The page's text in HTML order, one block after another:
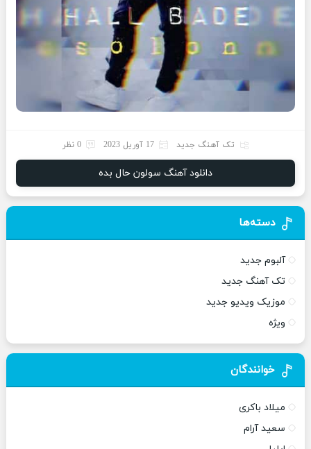
تک آهنگ جدید 17 آوریل 2023 0 نظر
دانلود آهنگ سولون حال بده
دسته‌ها
آلبوم جدید
تک آهنگ جدید
موزیک ویدیو جدید
ویژه
خوانندگان
میلاد باکری
سعید آرام